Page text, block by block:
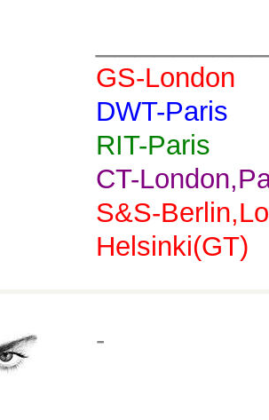
GS-London
DWT-Paris
RIT-Paris
CT-
S&S-
Helsinki(GT)
-